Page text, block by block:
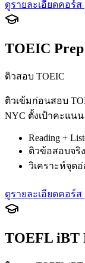
ดูรายละเอียดคอร์ส
TOEIC Prep
ติวสอบ TOEIC
ติวเข้มก่อนสอบ
NYC ตั้งเป้าคะแน
Reading +
ติวข้อสอบจริ
วิเคราะห์จุด
ดูรายละเอียดคอร์ส
TOEFL iBT